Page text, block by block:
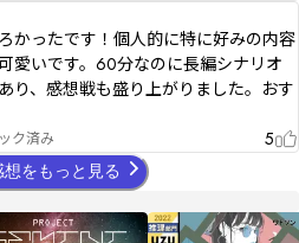
かったです！個人的に特に好みの内容
愛いです。60分なのに長編シナリオ
り、感想戦も盛り上がりました。おす
ク済み 5
をもっと見る